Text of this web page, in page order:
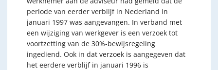
periode van eerder verblijf in Nederland in
januari 1997 was aangevangen. In verband met
een wijziging van werkgever is een verzoek tot
voortzetting van de 30%-bewijsregeling
ingediend. Ook in dat verzoek is aangegeven dat
het eerdere verblijf in januari 1996 is